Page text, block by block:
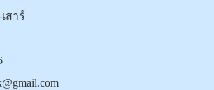
สาร์